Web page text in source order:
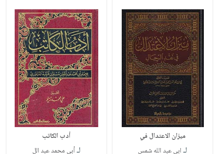
ميزان الاعتدال في
لـ ابي عبد الله شمس
أدب الكاتب
لـأبى محمد عبد الل